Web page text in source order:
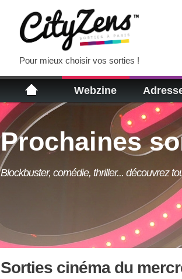
Pour mieux choisir vos sorties !
Webzine
Prochaines
Blockbuster, comédie, thriller... découvrez
Sorties cinéma du